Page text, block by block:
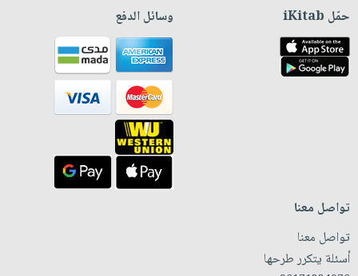
حمّل iKitab وسائل الدفع
تواصل معنا
تواصل معنا
أسئلة يتكرر طرحها